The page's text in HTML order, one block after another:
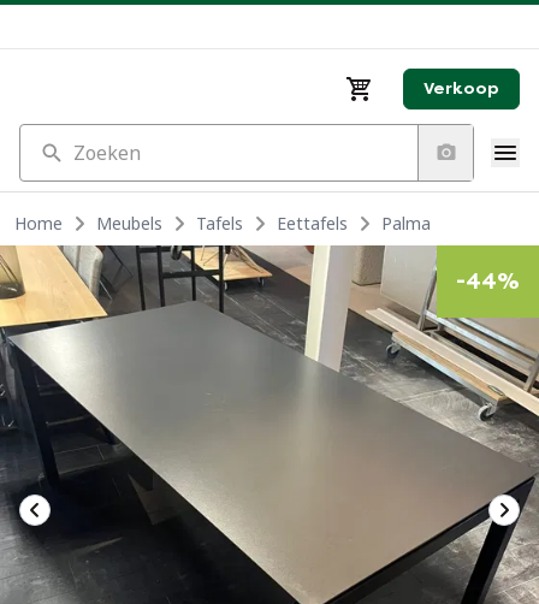
Verkoop
Zoeken
Home Meubels Tafels Eettafels Palma
-44%